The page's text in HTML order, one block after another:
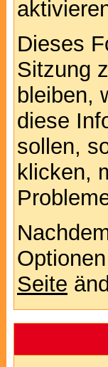
Dieses
Sitzung
bleiben,
diese
sollen,
klicken,
Seite